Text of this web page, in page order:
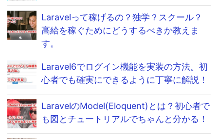
Laravelって稼げるの？独学？スクール？
高給を稼ぐためにどうするべきか教えま
す。
Laravel6でログイン機能を実装の方法。初
心者でも確実にできるように丁寧に解説！
LaravelのModel(Eloquent)とは？初心者で
も図とチュートリアルでちゃんと分かる！